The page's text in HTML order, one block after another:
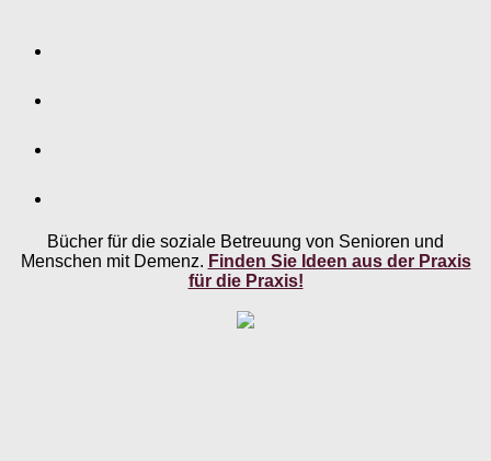
Bücher für die soziale Betreuung von Senioren und
Menschen mit Demenz. Finden Sie Ideen aus der Praxis
für die Praxis!